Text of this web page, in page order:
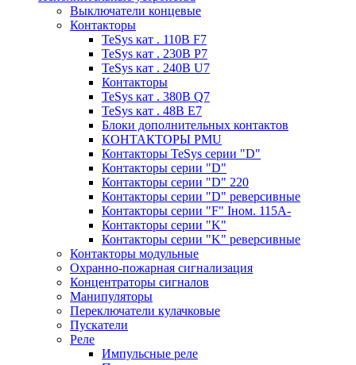
Выключатели концевые
Контакторы
TeSys кат . 110В F7
TeSys кат . 230В P7
TeSys кат . 240В U7
Контакторы
TeSys кат . 380В Q7
TeSys кат . 48В E7
Блоки дополнительных контактов
КОНТАКТОРЫ PMU
Контакторы TeSys серии "D"
Контакторы серии "D"
Контакторы серии "D" 220
Контакторы серии "D" реверсивные
Контакторы серии "F" Iном. 115А-
Контакторы серии "K"
Контакторы серии "K" реверсивные
Контакторы модульные
Охранно-пожарная сигнализация
Концентраторы сигналов
Манипуляторы
Переключатели кулачковые
Пускатели
Реле
Импульсные реле